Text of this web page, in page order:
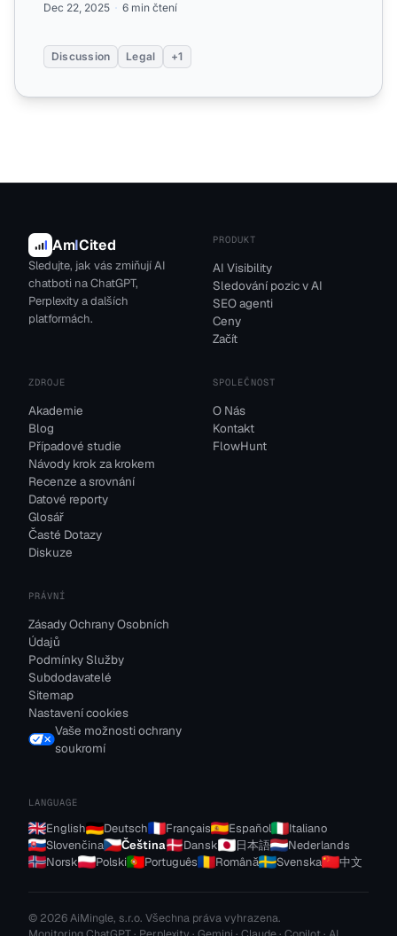
Dec 22, 2025 6 min čtení
Discussion Legal +1
AmICited
Sledujte, jak vás zmiňují AI
chatboti na ChatGPT,
Perplexity a dalších
platformách.
PRODUKT
AI Visibility
Sledování pozic v AI
SEO agenti
Ceny
Začít
ZDROJE
Akademie
Blog
Případové studie
Návody krok za krokem
Recenze a srovnání
Datové reporty
Glosář
Časté Dotazy
Diskuze
SPOLEČNOST
O Nás
Kontakt
FlowHunt
PRÁVNÍ
Zásady Ochrany Osobních
Údajů
Podmínky Služby
Subdodavatelé
Sitemap
Nastavení cookies
Vaše možnosti ochrany
soukromí
LANGUAGE
English Deutsch Français Español
Italiano
Slovenčina
Čeština Dansk 日本語
Nederlands
Norsk
Polski Português Română Svenska 中文
© 2026 AiMingle, s.r.o. Všechna práva vyhrazena.